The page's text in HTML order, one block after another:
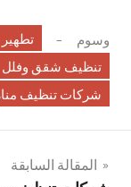
وسوم
تنظيف شقق وفلل
شركات تنظيف
تصفّح
المقالة السابقة